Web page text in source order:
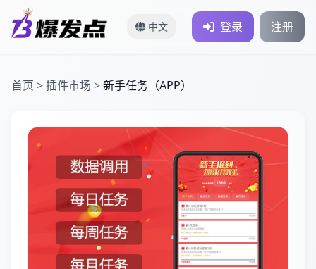
中文 登录 注册
首页 >插件市场 >新手任务（APP）